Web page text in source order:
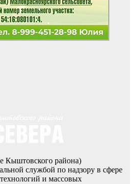
Кыштовского района)
службой по надзору в сфере
и массовых